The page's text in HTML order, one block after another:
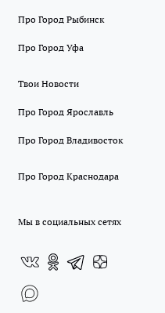
Про Город Рыбинск
Про Город Уфа
Твои Новости
Про Город Ярославль
Про Город Владивосток
Про Город Краснодара
Мы в социальных сетях